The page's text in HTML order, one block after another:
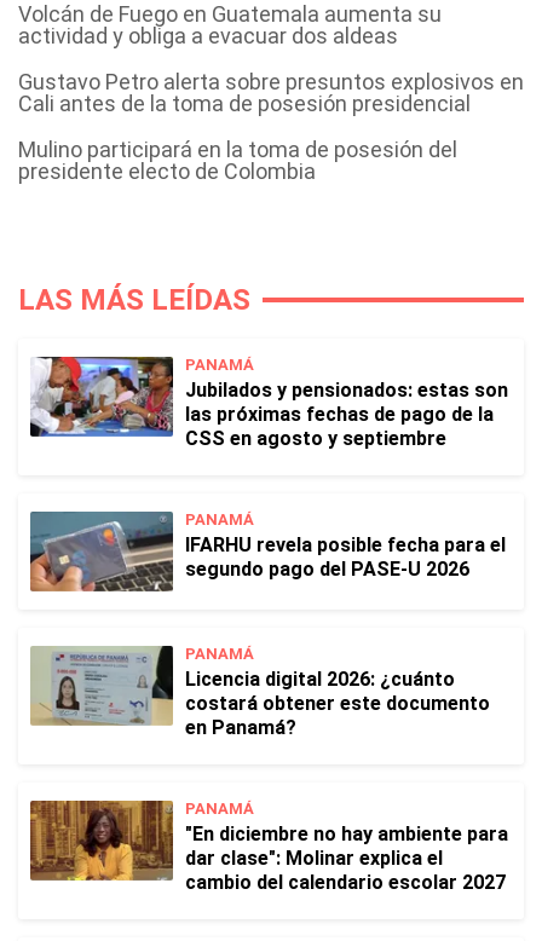
Volcán de Fuego en Guatemala aumenta su
actividad y obliga a evacuar dos aldeas
Gustavo Petro alerta sobre presuntos explosivos en
Cali antes de la toma de posesión presidencial
Mulino participará en la toma de posesión del
presidente electo de Colombia
LAS MÁS LEÍDAS
PANAMÁ
Jubilados y pensionados: estas son
las próximas fechas de pago de la
CSS en agosto y septiembre
PANAMÁ
IFARHU revela posible fecha para el
segundo pago del PASE-U 2026
PANAMÁ
Licencia digital 2026: ¿cuánto
costará obtener este documento
en Panamá?
PANAMÁ
"En diciembre no hay ambiente para
dar clase": Molinar explica el
cambio del calendario escolar 2027